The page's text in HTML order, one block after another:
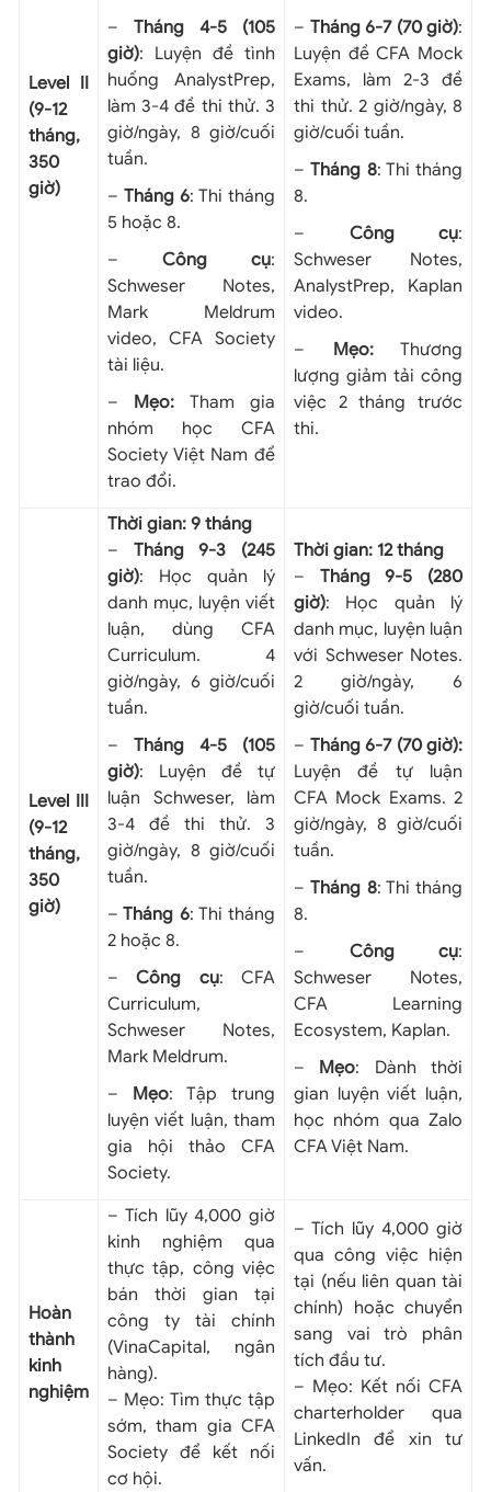
Level II
(9-12
tháng,
350
giờ)
– Tháng 4-5 (105
giờ): Luyện đề tình
huống AnalystPrep,
làm 3-4 đề thi thử. 3
giờ/ngày, 8 giờ/cuối
tuần.
– Tháng 6: Thi tháng
5 hoặc 8.
– Công cụ:
Schweser Notes,
Mark Meldrum
video, CFA Society
tài liệu.
– Mẹo: Tham gia
nhóm học CFA
Society Việt Nam để
trao đổi.
– Tháng 6-7 (70 giờ):
Luyện đề CFA Mock
Exams, làm 2-3 đề
thi thử. 2 giờ/ngày, 8
giờ/cuối tuần.
–Tháng 8: Thi tháng
8.
– Công cụ:
Schweser Notes,
AnalystPrep, Kaplan
video.
– Mẹo:Thương
lượng giảm tải công
việc 2 tháng trước
thi.
Level III
(9-12
tháng,
350
giờ)
Thời gian: 9 tháng
– Tháng 9-3 (245
giờ): Học quản lý
danh mục, luyện viết
luận, dùng CFA
Curriculum. 4
giờ/ngày, 6 giờ/cuối
tuần.
– Tháng 4-5 (105
giờ): Luyện đề tự
luận Schweser, làm
3-4 đề thi thử. 3
giờ/ngày, 8 giờ/cuối
tuần.
– Tháng 6: Thi tháng
2 hoặc 8.
–Công cụ: CFA
Curriculum,
Schweser Notes,
Mark Meldrum.
– Mẹo: Tập trung
luyện viết luận, tham
gia hội thảo CFA
Society.
Thời gian: 12 tháng
– Tháng 9-5 (280
giờ): Học quản lý
danh mục, luyện luận
với Schweser Notes.
2 giờ/ngày, 6
giờ/cuối tuần.
– Tháng 6-7 (70 giờ):
Luyện đề tự luận
CFA Mock Exams. 2
giờ/ngày, 8 giờ/cuối
tuần.
–Tháng 8: Thi tháng
8.
– Công cụ:
Schweser Notes,
CFA Learning
Ecosystem, Kaplan.
– Mẹo: Dành thời
gian luyện viết luận,
học nhóm qua Zalo
CFA Việt Nam.
Hoàn
thành
kinh
nghiệm
– Tích lũy 4,000 giờ
kinh nghiệm qua
thực tập, công việc
bán thời gian tại
công ty tài chính
(VinaCapital, ngân
hàng).
– Mẹo: Tìm thực tập
sớm, tham gia CFA
Society để kết nối
cơ hội.
– Tích lũy 4,000 giờ
qua công việc hiện
tại (nếu liên quan tài
chính) hoặc chuyển
sang vai trò phân
tích đầu tư.
– Mẹo: Kết nối CFA
charterholder qua
LinkedIn để xin tư
vấn.